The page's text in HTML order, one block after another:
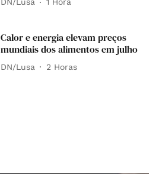
Calor e energia elevam preços
mundiais dos alimentos em julho
DN/Lusa 2 Horas